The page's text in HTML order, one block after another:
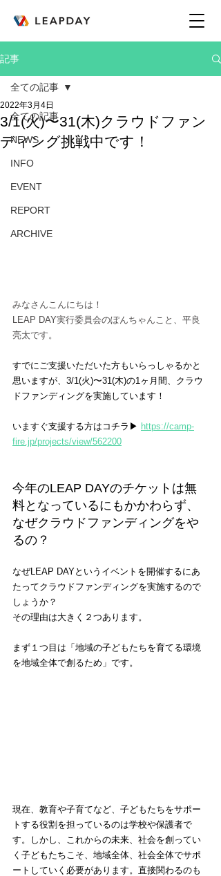
記事
全ての記事
NEWS
INFO
EVENT
REPORT
ARCHIVE
全ての記事
3/1(火)〜31(木)クラウドファン
ディング挑戦中です！
2022年3月4日
みなさんこんにちは！
LEAP DAY実行委員会のぽんちゃんこと、平良
亮太です。
すでにご支援いただいた方もいらっしゃるかと
思いますが、3/1(火)〜31(木)の1ヶ月間、クラウ
ドファンディングを実施しています！
いますぐ支援する方はコチラ▶︎ https://camp-
fire.jp/projects/view/562200
今年のLEAP DAYのチケットは無
料となっているにもかかわらず、
なぜクラウドファンディングをや
るの？
なぜLEAP DAYというイベントを開催するにあ
たってクラウドファンディングを実施するので
しょうか？
その理由は大きく２つあります。
まず１つ目は「地域の子どもたちを育てる環境
を地域全体で創るため」です。
現在、教育や子育てなど、子どもたちをサポー
トする役割を担っているのは学校や保護者で
す。しかし、これからの未来、社会を創ってい
く子どもたちこそ、地域全体、社会全体でサポ
ートしていく必要があります。直接関わるのも